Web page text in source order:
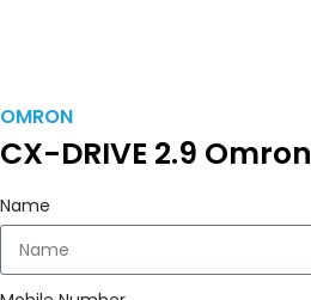
OMRON
CX-DRIVE 2.9 Omron
Name